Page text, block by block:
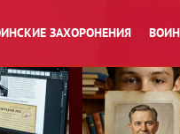
ЗАХОРОНЕНИЯ